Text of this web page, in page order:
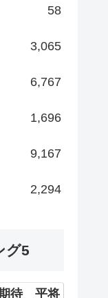
58
3,065
6,767
1,696
9,167
2,294
グ5
期待 平将